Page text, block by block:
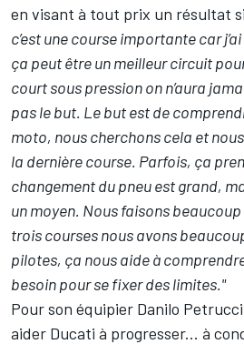
en visant à tout prix un résultat
c’est une course importante car
ça peut être un meilleur circuit
court sous pression on n’aura
pas le but. Le but est de
moto, nous cherchons cela et
la dernière course. Parfois, ça
changement du pneu est grand,
un moyen. Nous faisons
trois courses nous avons
pilotes, ça nous aide à
besoin pour se fixer des limites."
Pour son équipier Danilo Petrucci
aider Ducati à progresser... à